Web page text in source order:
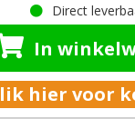
Direct
In
hier voor